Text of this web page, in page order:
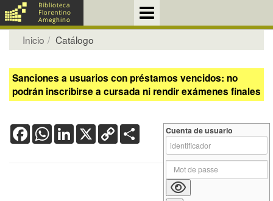
Inicio Catálogo
Sanciones a usuarios con préstamos vencidos: no
podrán inscribirse a cursada ni rendir exámenes finales
FacebookWhatsApp
LinkedIn
X Copy
Link
Cuenta de usuario